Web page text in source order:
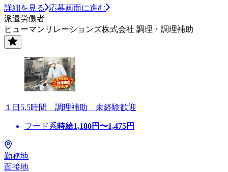
詳細を見る
応募画面に進む
派遣労働者
ヒューマンリレーションズ株式会社 調理・調理補助
１日5.5時間 調理補助 未経験歓迎
フード系時給1,180円〜1,475円
勤務地
面接地